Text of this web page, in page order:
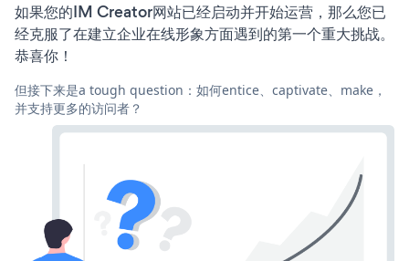
如果您的IM Creator网站已经启动并开始运营，那么您已
经克服了在建立企业在线形象方面遇到的第一个重大挑战。
恭喜你！
但接下来是a tough question：如何entice、captivate、make，
并支持更多的访问者？